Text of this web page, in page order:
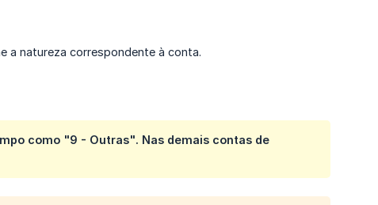
a natureza correspondente à conta.
como "9 - Outras". Nas demais contas de